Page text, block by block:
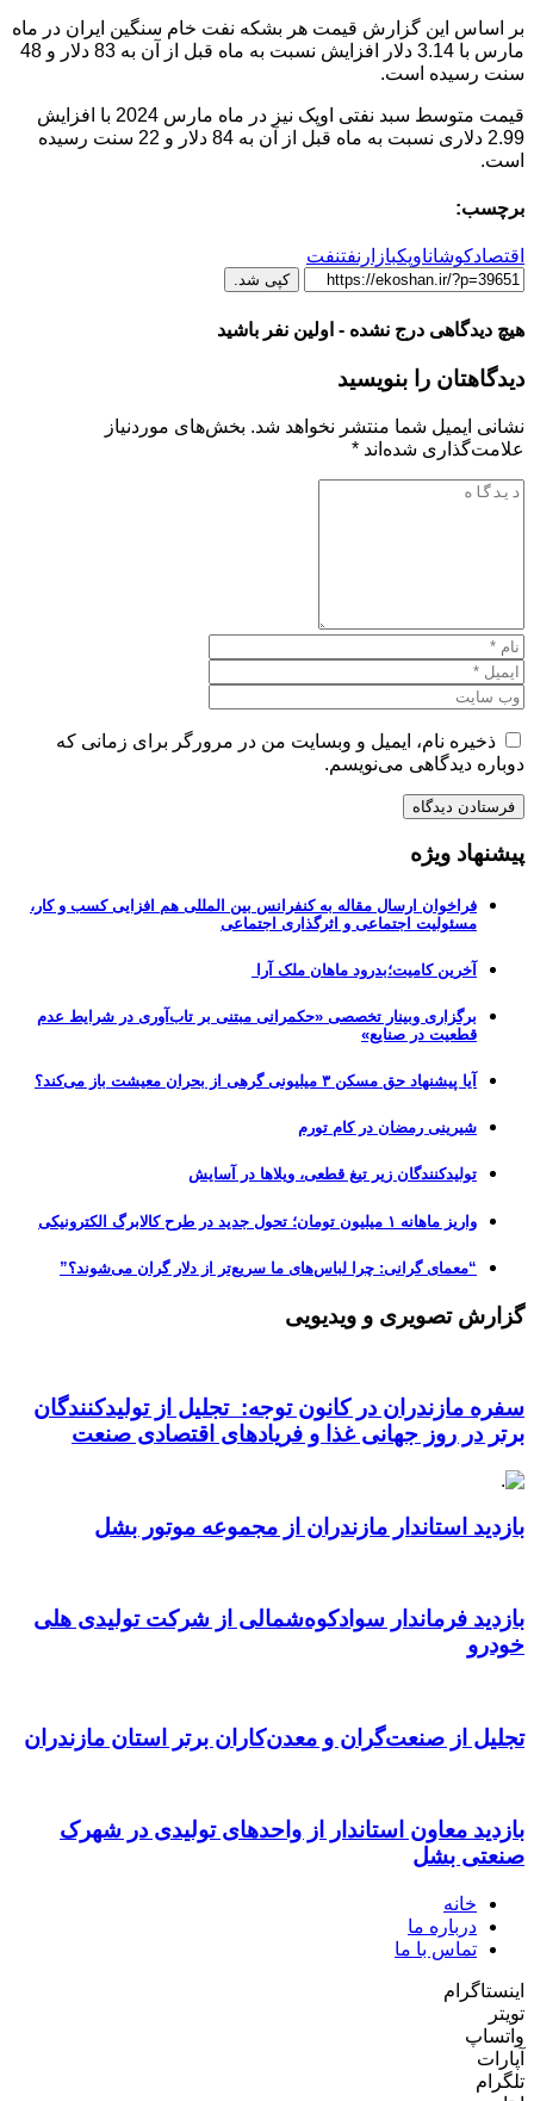
بر اساس این گزارش قیمت هر بشکه نفت خام سنگین ایران در ماه
مارس با 3.14 دلار افزایش نسبت به ماه قبل از آن به 83 دلار و 48
سنت رسیده است.
قیمت متوسط سبد نفتی اوپک نیز در ماه مارس 2024 با افزایش
2.99 دلاری نسبت به ماه قبل از آن به 84 دلار و 22 سنت رسیده
است.
برچسب:
اقتصادکوشاناوپکبازارنفتنفت
کپی شد.
هیچ دیدگاهی درج نشده - اولین نفر باشید
دیدگاهتان را بنویسید
نشانی ایمیل شما منتشر نخواهد شد. بخش‌های موردنیاز
علامت‌گذاری شده‌اند *
ذخیره نام، ایمیل و وبسایت من در مرورگر برای زمانی که
دوباره دیدگاهی می‌نویسم.
پیشنهاد ویژه
فراخوان ارسال مقاله به کنفرانس بین المللی هم افزایی کسب و کار،
مسئولیت اجتماعی و اثرگذاری اجتماعی
آخرین کامیت؛بدرود ماهان ملک آرا
برگزاری وبینار تخصصی «حکمرانی مبتنی بر تاب‌آوری در شرایط عدم
قطعیت در صنایع»
آیا پیشنهاد حق مسکن ۳ میلیونی گرهی از بحران معیشت باز می‌کند؟
شیرینی رمضان در کام تورم
تولیدکنندگان زیر تیغ قطعی، ویلاها در آسایش
واریز ماهانه ۱ میلیون تومان؛ تحول جدید در طرح کالابرگ الکترونیکی
“معمای گرانی: چرا لباس‌های ما سریع‌تر از دلار گران می‌شوند؟”
گزارش تصویری و ویدیویی
سفره مازندران در کانون توجه: تجلیل از تولیدکنندگان
برتر در روز جهانی غذا و فریادهای اقتصادی صنعت
بازدید استاندار مازندران از مجموعه موتور بشل
بازدید فرماندار سوادکوه‌شمالی از شرکت تولیدی هلی
خودرو
تجلیل از صنعت‌گران و معدن‌کاران برتر استان مازندران
بازدید معاون استاندار از واحدهای تولیدی در شهرک
صنعتی بشل
خانه
درباره ما
تماس با ما
اینستاگرام
تویتر
واتساپ
آپارات
تلگرام